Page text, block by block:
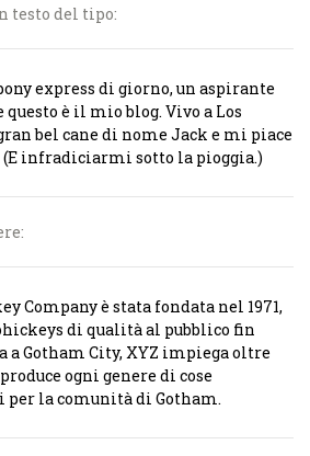
testo del tipo:
express di giorno, un aspirante
è il mio blog. Vivo a Los
bel cane di nome Jack e mi piace
(E infradiciarmi sotto la pioggia.)
Company è stata fondata nel 1971,
di qualità al pubblico fin
a Gotham City, XYZ impiega oltre
ogni genere di cose
la comunità di Gotham.